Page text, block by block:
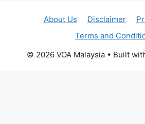
About Us Disclaimer
Terms and
© 2026 VOA Malaysia• Built